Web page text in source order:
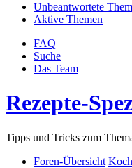
Unbeantwortete
Aktive Themen
FAQ
Suche
Das Team
Rezepte-
Tipps und Tricks zum
Foren-Übersicht